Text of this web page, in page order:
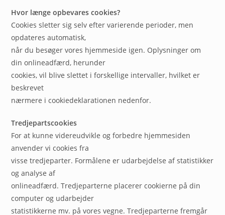
Hvor længe opbevares cookies?
Cookies sletter sig selv efter varierende perioder, men
opdateres automatisk,
når du besøger vores hjemmeside igen. Oplysninger om
din onlineadfærd, herunder
cookies, vil blive slettet i forskellige intervaller, hvilket er
beskrevet
nærmere i cookiedeklarationen nedenfor.
Tredjepartscookies
For at kunne videreudvikle og forbedre hjemmesiden
anvender vi cookies fra
visse tredjeparter. Formålene er udarbejdelse af statistikker
og analyse af
onlineadfærd. Tredjeparterne placerer cookierne på din
computer og udarbejder
statistikkerne mv. på vores vegne. Tredjeparterne fremgår